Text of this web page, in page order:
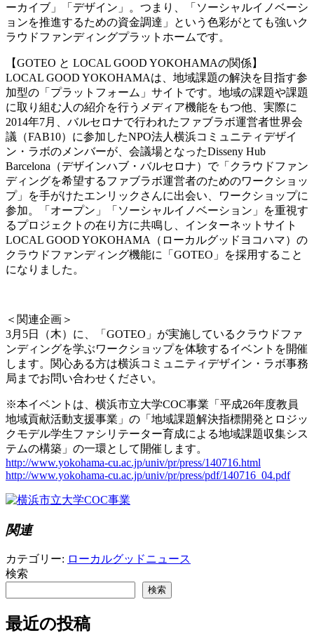
ーカイブ」「デザイン」。つまり、「ソーシャルイノベーシ
ョンを推進するための資金調達」という色彩がとても強いク
ラウドファンディングプラットホームです。
【GOTEO と LOCAL GOOD YOKOHAMAの関係】
LOCAL GOOD YOKOHAMAは、地域課題の解決を目指す参
加型の「プラットフォーム」サイトです。地域の課題や課題
に取り組む人の紹介を行うメディア機能をもつ他、実際に
2014年7月、バルセロナで行われたファブラボ運営者世界会
議（FAB10）に参加したNPO法人横浜コミュニティデザイ
ン・ラボのメンバーが、会議場となったDisseny Hub
Barcelona（デザインハブ・バルセロナ）で「クラウドファン
ディングを希望するファブラボ運営者のためのワークショッ
プ」を手がけたエンリックさんに出会い、ワークショップに
参加。「オープン」「ソーシャルイノベーション」を重視す
るプロジェクトの在り方に共鳴し、インターネットサイト
LOCAL GOOD YOKOHAMA（ローカルグッドヨコハマ）の
クラウドファンディング機能に「GOTEO」を採用すること
になりました。
＜関連企画＞
3月5日（木）に、「GOTEO」が実施しているクラウドファ
ンディングを学ぶワークショップを体験するイベントを開催
します。関心ある方は横浜コミュニティデザイン・ラボ事務
局までお問い合わせください。
※本イベントは、横浜市立大学COC事業「平成26年度教員
地域貢献活動支援事業」の「地域課題解決指標開発とロジッ
クモデル学生ファシリテーター育成による地域課題収集シス
テムの構築」の一環として開催します。
http://www.yokohama-cu.ac.jp/univ/pr/press/140716.html
http://www.yokohama-cu.ac.jp/univ/pr/press/pdf/140716_04.pdf
関連
カテゴリー: ローカルグッドニュース
検索
検索
最近の投稿